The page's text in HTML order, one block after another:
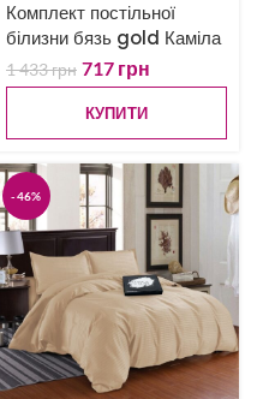
Комплект постільної
білизни бязь gold Каміла
1 433грн 717 грн
КУПИТИ
-46%